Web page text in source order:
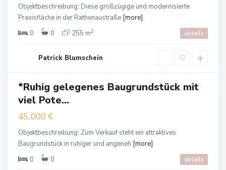
Objektbeschreibung: Diese großzügige und modernisierte
Praxisfläche in der Rathenaustraße [more]
0
0 255 m2 details
Patrick Blumschein
h
a
u
*Ruhig gelegenes Baugrundstück mit
viel Pote...
45.000 €
Objektbeschreibung: Zum Verkauf steht ein attraktives
Baugrundstück in ruhiger und angeneh [more]
0
0 details
B
a
n
e
n
s
a
B